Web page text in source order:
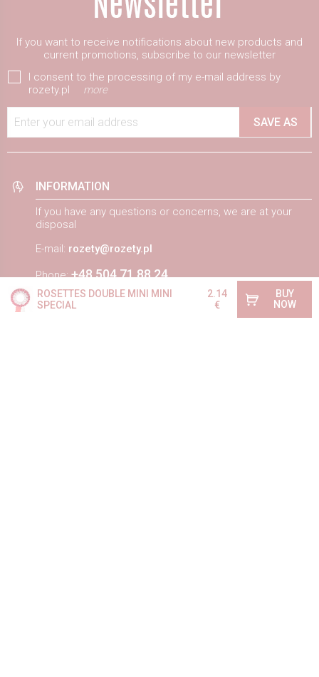
ROSETTES DOUBLE MINI MINI
SPECIAL
2.14
€
BUY
NOW
If you want to receive notifications about new products and
current promotions, subscribe to our newsletter
I consent to the processing of my e-mail address by
rozety.pl
more
Enter your email address SAVE AS
INFORMATION
If you have any questions or concerns, we are at your
disposal
E-mail: rozety@rozety.pl
Phone:+48 504 71 88 24
We work: Mon - Fri 8.00 - 15.00